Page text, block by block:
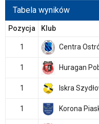
Tabela wyników
Pozycja Klub
1 Centra
1 Huragan
1 Iskra
1 Korona